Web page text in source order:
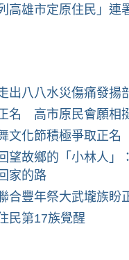
高雄市定原住民」連
出八八水災傷痛發揚
名 高市原民會願相
文化節積極爭取正名
望故鄉的「小林人」
家的路
合豐年祭大武壠族盼
民第17族覺醒